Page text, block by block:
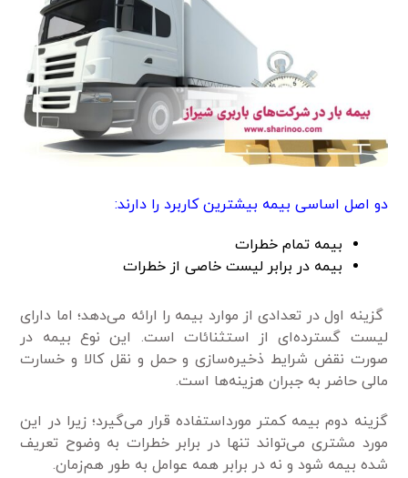
دو اصل اساسی بیمه بیشترین کاربرد را دارند:
بیمه تمام خطرات
بیمه در برابر لیست خاصی از خطرات
گزینه اول در تعدادی از موارد بیمه را ارائه می‌دهد؛ اما دارای
لیست گسترده‌ای از استثنائات است. این نوع بیمه در
صورت نقض شرایط ذخیره‌سازی و حمل و نقل کالا و خسارت
مالی حاضر به جبران هزینه‌ها است.
گزینه دوم بیمه کمتر مورداستفاده قرار می‌گیرد؛ زیرا در این
مورد مشتری می‌تواند تنها در برابر خطرات به وضوح تعریف
شده بیمه شود و نه در برابر همه عوامل به طور هم‌زمان.